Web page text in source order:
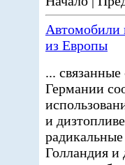
из Европы
...
Германии
и
Голландия и